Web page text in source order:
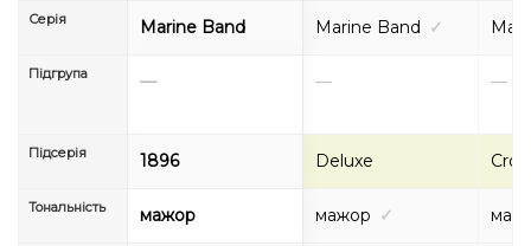
Серія Marine Band Marine Band ✓
Підгрупа — — —
Підсерія 1896 Deluxe
Тональність мажор мажор ✓